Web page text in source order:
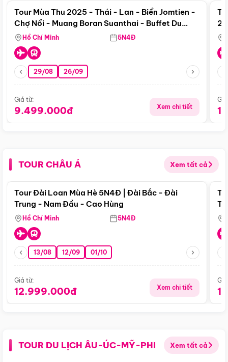
Tour Mùa Thu 2025 - Thái - Lan - Biển Jomtien -
Chợ Nổi - Muang Boran Suanthai - Buffet Du
Thuyền Sông Chaophraya
Hồ Chí Minh 5N4Đ
29/08 26/09
Giá từ:
9.499.000đ Xem chi tiết
TOUR CHÂU Á Xem tất cả
Điểm nổi bật
Tour Đài Loan Mùa Hè 5N4Đ | Đài Bắc - Đài
Trung - Nam Đầu - Cao Hùng
Hồ Chí Minh 5N4Đ
13/08 12/09 01/10
Giá từ:
12.999.000đ Xem chi tiết
TOUR DU LỊCH ÂU-ÚC-MỸ-PHI Xem tất cả
Điểm nổi bật